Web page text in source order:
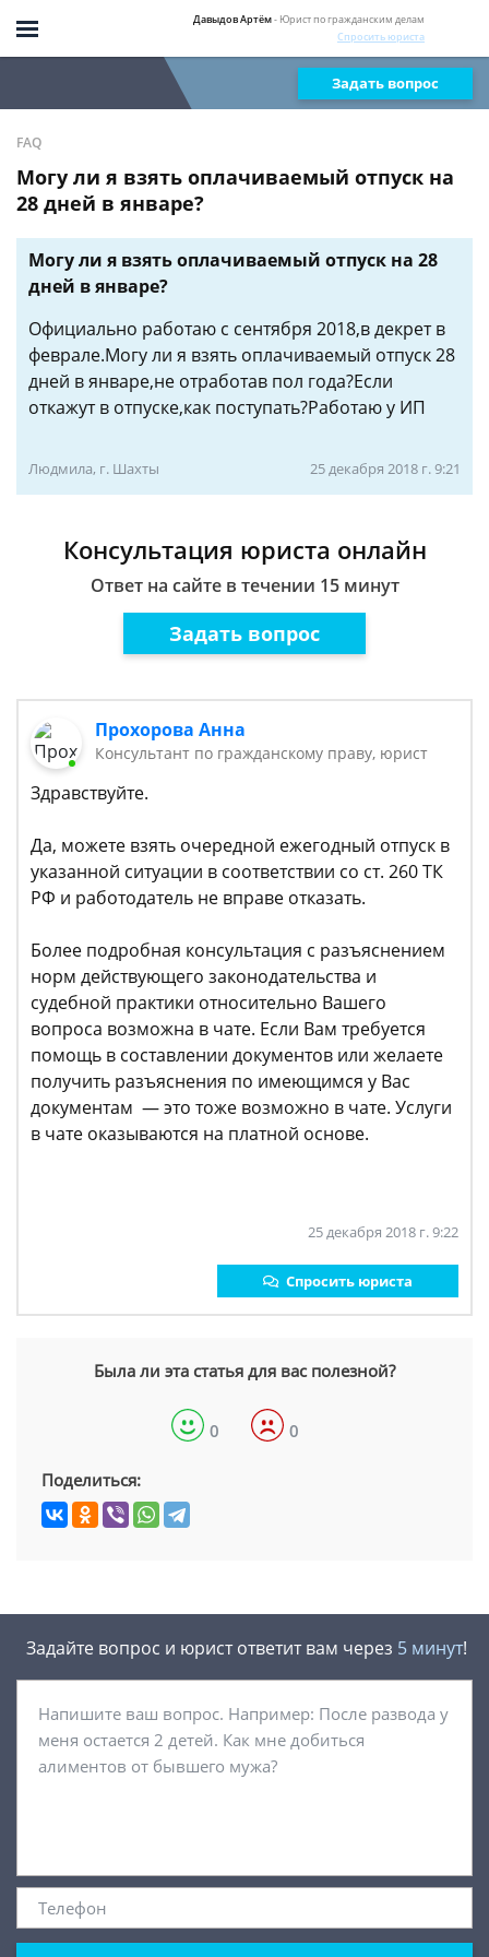
Давыдов Артём- Юрист по гражданским делам
Спросить юриста
Задать вопрос
FAQ
Могу ли я взять оплачиваемый отпуск на
28 дней в январе?
Могу ли я взять оплачиваемый отпуск на 28
дней в январе?
Официально работаю с сентября 2018,в декрет в
феврале.Могу ли я взять оплачиваемый отпуск 28
дней в январе,не отработав пол года?Если
откажут в отпуске,как поступать?Работаю у ИП
Людмила, г. Шахты 25 декабря 2018 г. 9:21
Консультация юриста онлайн
Ответ на сайте в течении 15 минут
Задать вопрос
Прохорова Анна
Консультант по гражданскому праву, юрист
Здравствуйте.
Да, можете взять очередной ежегодный отпуск в
указанной ситуации в соответствии со ст. 260 ТК
РФ и работодатель не вправе отказать.
Более подробная консультация с разъяснением
норм действующего законодательства и
судебной практики относительно Вашего
вопроса возможна в чате. Если Вам требуется
помощь в составлении документов или желаете
получить разъяснения по имеющимся у Вас
документам — это тоже возможно в чате. Услуги
в чате оказываются на платной основе.
25 декабря 2018 г. 9:22
Спросить юриста
Была ли эта статья для вас полезной?
0 0
Поделиться:
Задайте вопрос и юрист ответит вам через 5 минут!